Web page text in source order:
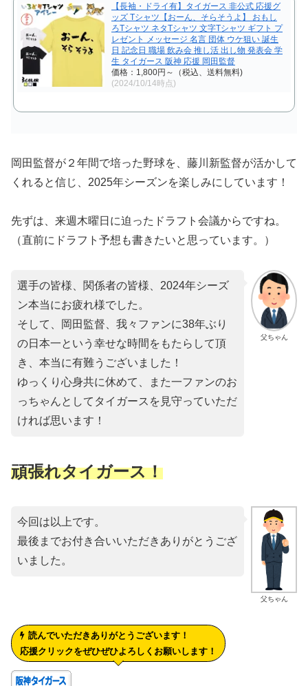
【長袖・ドライ有】タイガース 非公式 応援グ
ッズ Tシャツ【おーん、そらそうよ】 おもし
ろTシャツ ネタTシャツ 文字Tシャツ ギフト プ
レゼント メッセージ 名言 団体 ウケ狙い 誕生
日 記念日 職場 飲み会 推し活 出し物 発表会 学
生 タイガース 阪神 応援 岡田監督
価格：1,800円～（税込、送料無料)
(2024/10/14時点)
岡田監督が２年間で培った野球を、藤川新監督が活かして
くれると信じ、2025年シーズンを楽しみにしています！
先ずは、来週木曜日に迫ったドラフト会議からですね。
（直前にドラフト予想も書きたいと思っています。）
父ちゃん
選手の皆様、関係者の皆様、2024年シーズ
ン本当にお疲れ様でした。
そして、岡田監督、我々ファンに38年ぶり
の日本一という幸せな時間をもたらして頂
き、本当に有難うございました！
ゆっくり心身共に休めて、また一ファンのお
っちゃんとしてタイガースを見守っていただ
ければ思います！
頑張れタイガース！
父ちゃん
今回は以上です。
最後までお付き合いいただきありがとうござ
いました。
読んでいただきありがとうございます！
応援クリックをぜひぜひよろしくお願いします！